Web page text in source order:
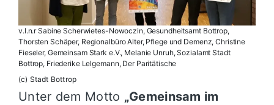
v.l.n.r Sabine Scherwietes-Nowoczin, Gesundheitsamt Bottrop,
Thorsten Schäper, Regionalbüro Alter, Pflege und Demenz, Christine
Fieseler, Gemeinsam Stark e.V., Melanie Unruh, Sozialamt Stadt
Bottrop, Friederike Lelgemann, Der Paritätische
(c) Stadt Bottrop
Unter dem Motto „Gemeinsam im